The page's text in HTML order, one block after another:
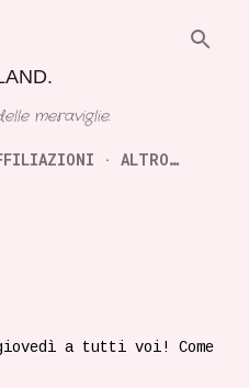
meraviglie.
ALTRO…
giovedì a tutti voi! Come